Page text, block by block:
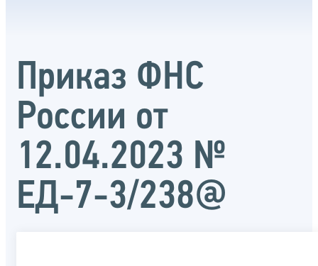
Приказ ФНС
России от
12.04.2023 №
ЕД-7-3/238@